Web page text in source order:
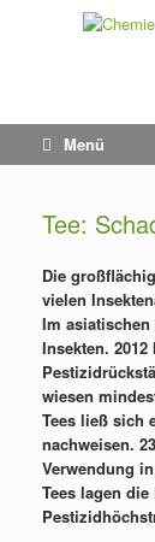
Menü
Tee:
Die
vielen
Im asiatischen
Insekten. 2012
wiesen
Tees ließ sich
nachweisen.
Verwendung
Tees lagen